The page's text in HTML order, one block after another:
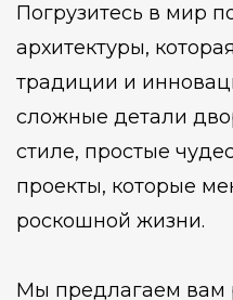
Погрузитесь в мир
архитектуры,
традиции и
сложные детали
стиле, простые
проекты, которые
роскошной жизни.
Мы предлагаем вам